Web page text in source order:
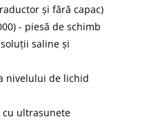
și fără capac)
- piesă de schimb
saline și
nivelului de lichid
ultrasunete